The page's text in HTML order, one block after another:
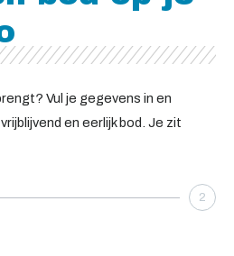
Vul je gegevens in en
en eerlijk bod. Je zit
2